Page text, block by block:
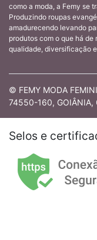
como a moda, a Femy se
Produzindo roupas
amadurecendo levando
produtos com o que há
qualidade, diversificação
© FEMY MODA
74550-160,
Selos e